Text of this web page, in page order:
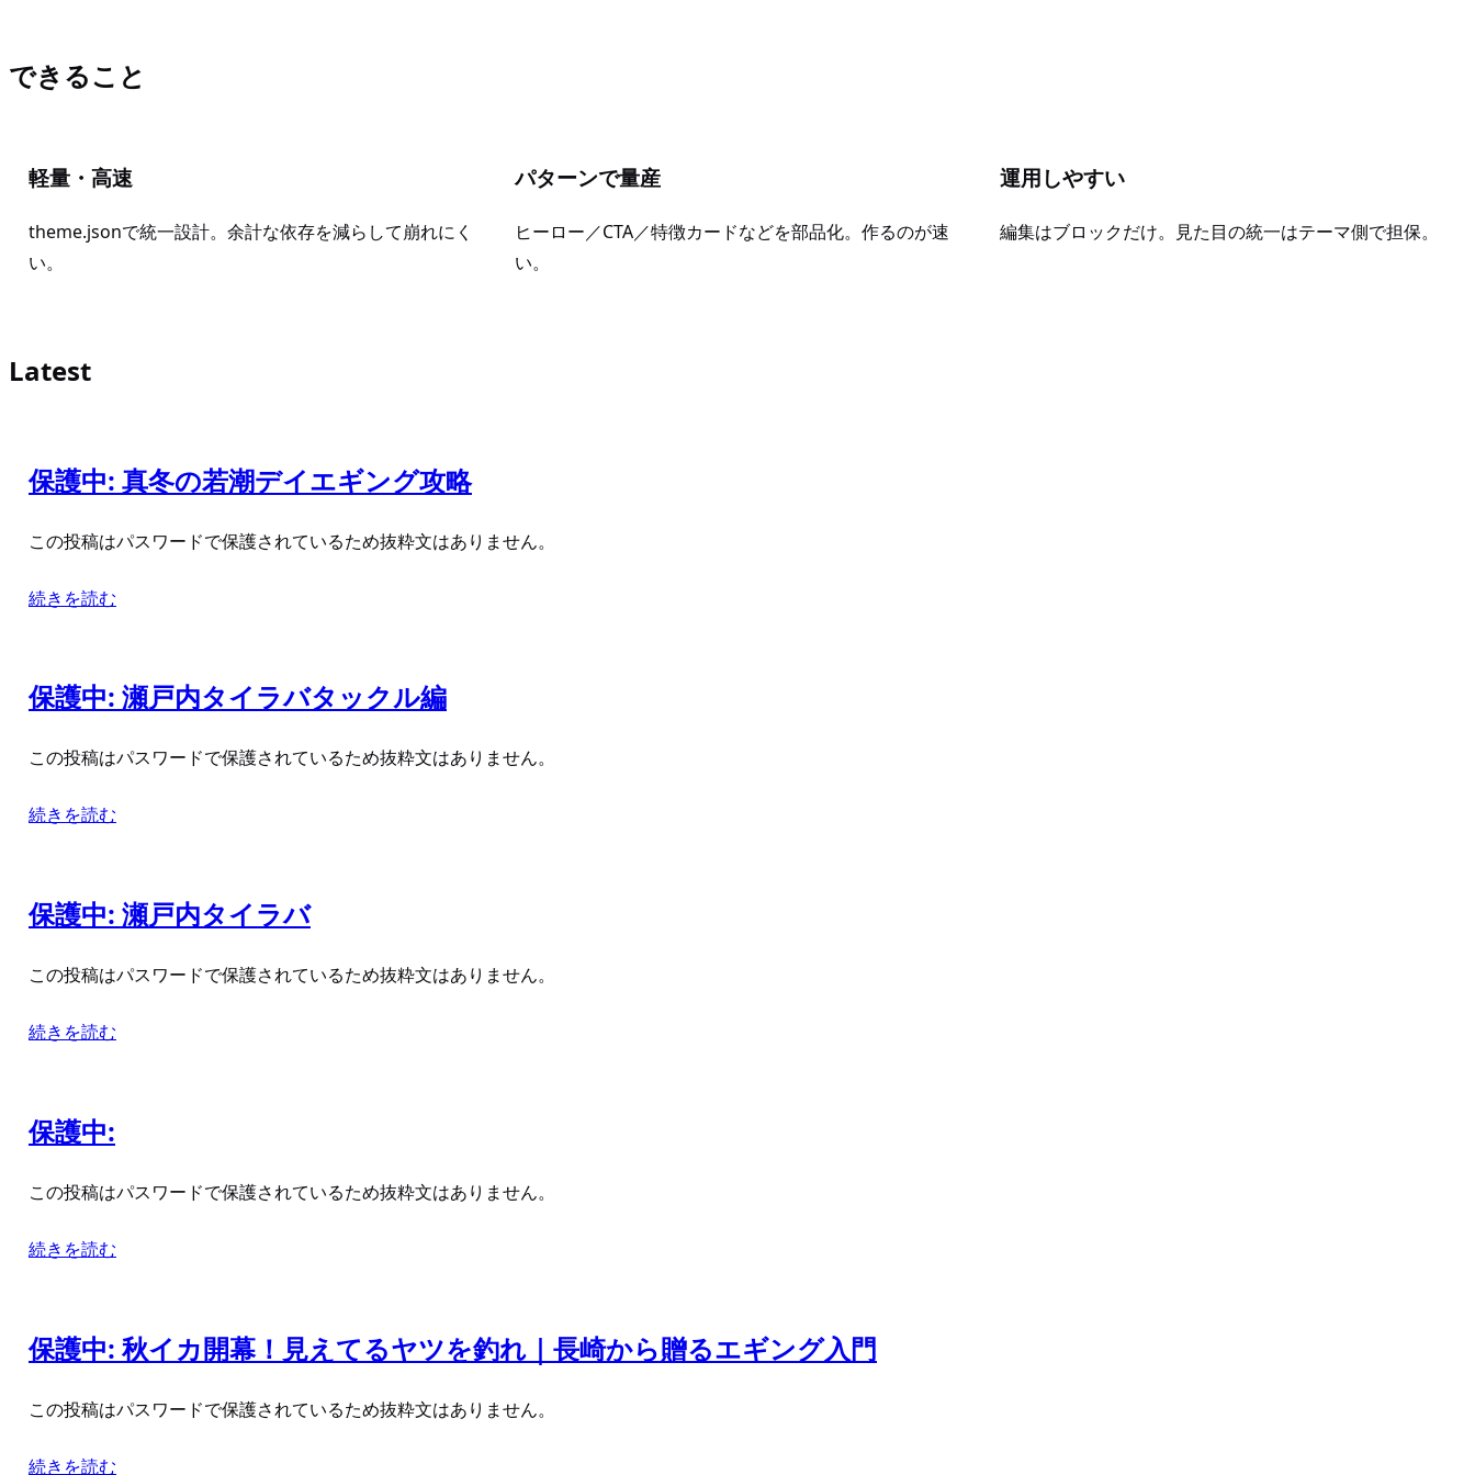
できること
軽量・高速
theme.jsonで統一設計。余計な依存を減らして崩れにく
い。
パターンで量産
ヒーロー／CTA／特徴カードなどを部品化。作るのが速
い。
運用しやすい
編集はブロックだけ。見た目の統一はテーマ側で担保。
Latest
保護中: 真冬の若潮デイエギング攻略
この投稿はパスワードで保護されているため抜粋文はありません。
続きを読む
保護中: 瀬戸内タイラバタックル編
この投稿はパスワードで保護されているため抜粋文はありません。
続きを読む
保護中: 瀬戸内タイラバ
この投稿はパスワードで保護されているため抜粋文はありません。
続きを読む
保護中:
この投稿はパスワードで保護されているため抜粋文はありません。
続きを読む
保護中: 秋イカ開幕！見えてるヤツを釣れ｜長崎から贈るエギング入門
この投稿はパスワードで保護されているため抜粋文はありません。
続きを読む